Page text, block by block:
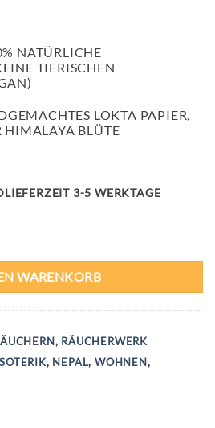
NATÜRLICHE
TIERISCHEN
LOKTA PAPIER,
HIMALAYA BLÜTE
3-5 WERKTAGE
WARENKORB
, RÄUCHERWERK
, NEPAL,WOHNEN,